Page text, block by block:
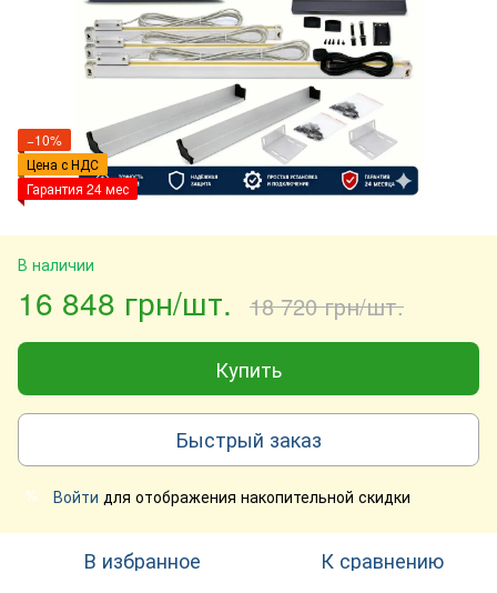
−10%
Цена с НДС
Гарантия 24 мес
В наличии
16 848 грн/шт. 18 720 грн/шт.
Купить
Быстрый заказ
% Войти для отображения накопительной скидки
В избранное К сравнению